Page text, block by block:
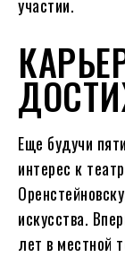
участии.
Еще будучи
интерес к
искусства.
лет в местной